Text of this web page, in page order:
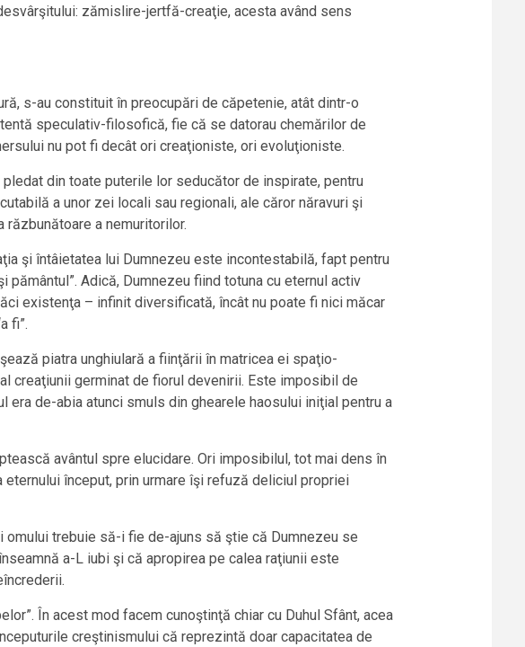
zămislire-jertfă-creaţie, acesta având sens
s-au constituit în preocupări de căpetenie, atât dintr-o
speculativ-filosofică, fie că se datorau chemărilor de
nu pot fi decât ori creaţioniste, ori evoluţioniste.
din toate puterile lor seducător de inspirate, pentru
a unor zei locali sau regionali, ale căror năravuri şi
a nemuritorilor.
şi întâietatea lui Dumnezeu este incontestabilă, fapt pentru
Adică, Dumnezeu fiind totuna cu eternul activ
existenţa – infinit diversificată, încât nu poate fi nici măcar
fi”.
piatra unghiulară a fiinţării în matricea ei spaţio-
creaţiunii germinat de fiorul devenirii. Este imposibil de
era de-abia atunci smuls din ghearele haosului iniţial pentru a
avântul spre elucidare. Ori imposibilul, tot mai dens în
început, prin urmare îşi refuză deliciul propriei
trebuie să-i fie de-ajuns să ştie că Dumnezeu se
a-L iubi şi că apropirea pe calea raţiunii este
În acest mod facem cunoştinţă chiar cu Duhul Sfânt, acea
creştinismului că reprezintă doar capacitatea de